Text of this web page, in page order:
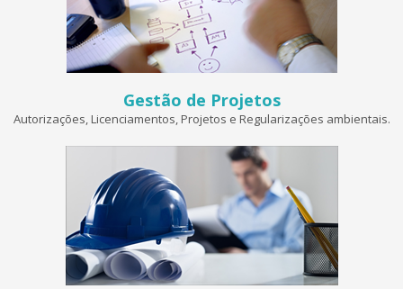
Gestão de Projetos
Autorizações, Licenciamentos, Projetos e Regularizações ambientais.